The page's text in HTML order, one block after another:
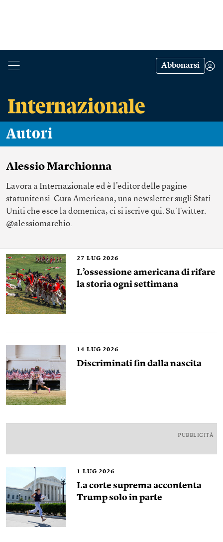
Abbonarsi
Autori
Alessio Marchionna
Lavora a Internazionale ed è l’editor delle pagine
statunitensi. Cura Americana, una newsletter sugli Stati
Uniti che esce la domenica, ci si iscrive qui. Su Twitter:
@alessiomarchio.
27 LUG 2026
L’ossessione americana di rifare
la storia ogni settimana
14 LUG 2026
Discriminati fin dalla nascita
PUBBLICITÀ
1 LUG 2026
La corte suprema accontenta
Trump solo in parte